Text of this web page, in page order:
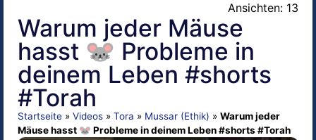
Ansichten: 13
Warum jeder Mäuse
hasst 🐭 Probleme in
deinem Leben #shorts
#Torah
Startseite » Videos » Tora » Mussar (Ethik) » Warum jeder
Mäuse hasst 🐭 Probleme in deinem Leben #shorts #Torah